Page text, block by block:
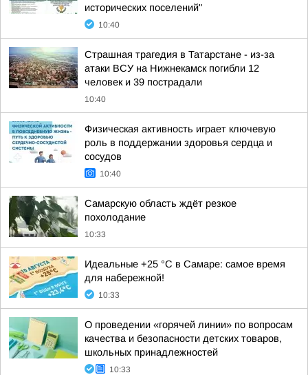
исторических поселений"
10:40
Страшная трагедия в Татарстане - из-за
атаки ВСУ на Нижнекамск погибли 12
человек и 39 пострадали
10:40
Физическая активность играет ключевую
роль в поддержании здоровья сердца и
сосудов
10:40
Самарскую область ждёт резкое
похолодание
10:33
Идеальные +25 °C в Самаре: самое время
для набережной!
10:33
О проведении «горячей линии» по вопросам
качества и безопасности детских товаров,
школьных принадлежностей
10:33